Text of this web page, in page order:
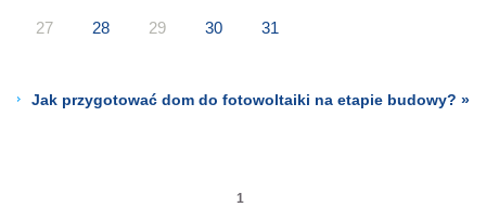
27 28 29 30 31
Jak przygotować dom do fotowoltaiki na etapie budowy? »
1